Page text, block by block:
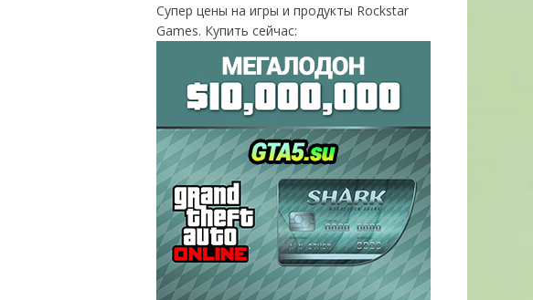
Супер цены на игры и продукты Rockstar
Games. Купить сейчас: